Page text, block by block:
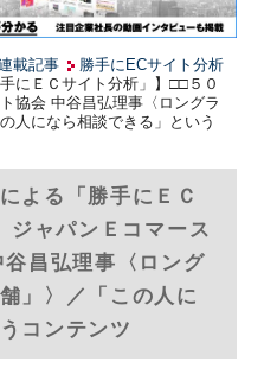
載記事
勝手にECサイト分析
にＥＣサイト分析」】□□５０
協会 中谷昌弘理事〈ロングラ
人になら相談できる」という
よる「勝手にＥＣ
ャパンＥコマース
昌弘理事〈ロング
」〉／「この人に
コンテンツ